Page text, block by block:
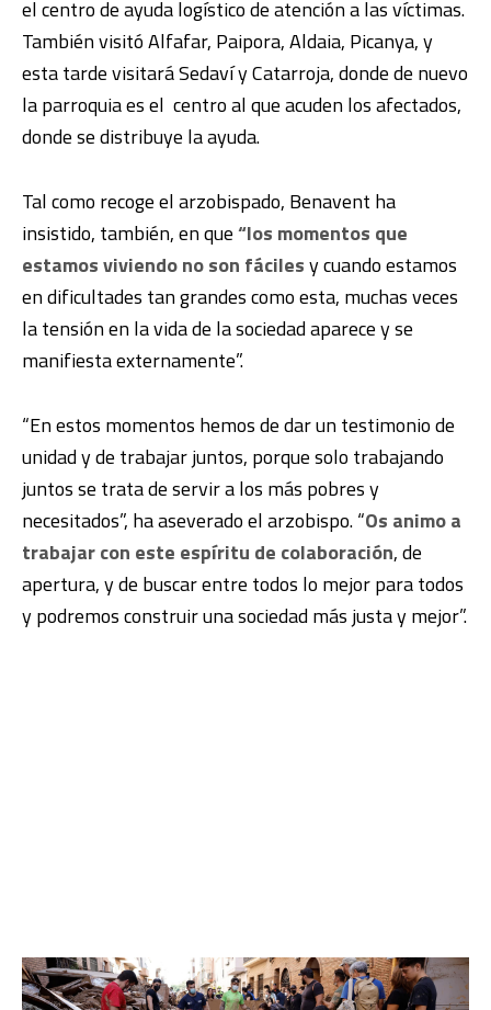
el centro de ayuda logístico de atención a las víctimas.
También visitó Alfafar, Paipora, Aldaia, Picanya, y
esta tarde visitará Sedaví y Catarroja, donde de nuevo
la parroquia es el centro al que acuden los afectados,
donde se distribuye la ayuda.
Tal como recoge el arzobispado, Benavent ha
insistido, también, en que“los momentos que
estamos viviendo no son fácilesy cuando estamos
en dificultades tan grandes como esta, muchas veces
la tensión en la vida de la sociedad aparece y se
manifiesta externamente”.
“En estos momentos hemos de dar un testimonio de
unidad y de trabajar juntos, porque solo trabajando
juntos se trata de servir a los más pobres y
necesitados”, ha aseverado el arzobispo. “Os animo a
trabajar con este espíritu de colaboración, de
apertura, y de buscar entre todos lo mejor para todos
y podremos construir una sociedad más justa y mejor”.